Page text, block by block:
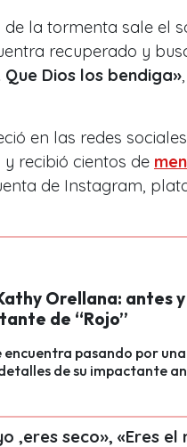
la tormenta sale el
recuperado y
Dios los bendiga»
en las redes
recibió cientos de
de Instagram,
Orellana: antes
de “Rojo”
pasando por
de su impactante
,eres seco», «Eres el